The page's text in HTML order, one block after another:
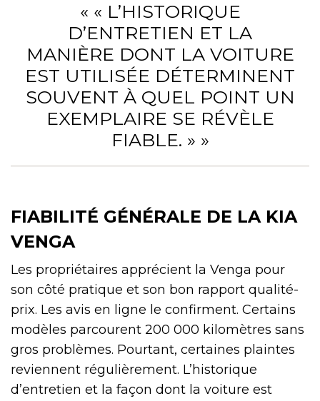
« « L’HISTORIQUE
D’ENTRETIEN ET LA
MANIÈRE DONT LA VOITURE
EST UTILISÉE DÉTERMINENT
SOUVENT À QUEL POINT UN
EXEMPLAIRE SE RÉVÈLE
FIABLE. » »
FIABILITÉ GÉNÉRALE DE LA KIA
VENGA
Les propriétaires apprécient la Venga pour
son côté pratique et son bon rapport qualité-
prix. Les avis en ligne le confirment. Certains
modèles parcourent 200 000 kilomètres sans
gros problèmes. Pourtant, certaines plaintes
reviennent régulièrement. L’historique
d’entretien et la façon dont la voiture est